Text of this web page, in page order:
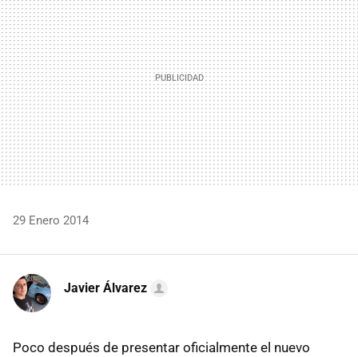
29 Enero 2014
Javier Álvarez
Poco después de presentar oficialmente el nuevo